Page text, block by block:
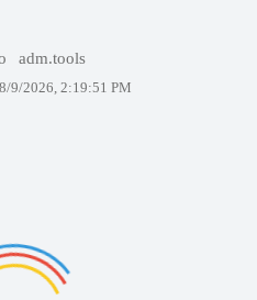
adm.tools
8/9/2026, 2:19:51 PM